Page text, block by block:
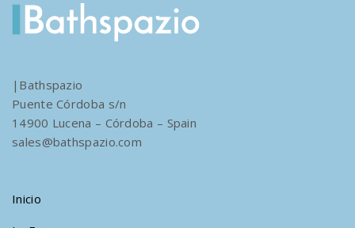
|Bathspazio
Puente Córdoba s/n
14900 Lucena – Córdoba – Spain
sales@bathspazio.com
Inicio